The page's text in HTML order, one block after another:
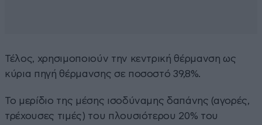
Τέλος, χρησιµοποιούν την κεντρική θέρµανση ως
κύρια πηγή θέρµανσης σε ποσοστό 39,8%.
Το µερίδιο της µέσης ισοδύναµης δαπάνης (αγορές,
τρέχουσες τιµές) του πλουσιότερου 20% του